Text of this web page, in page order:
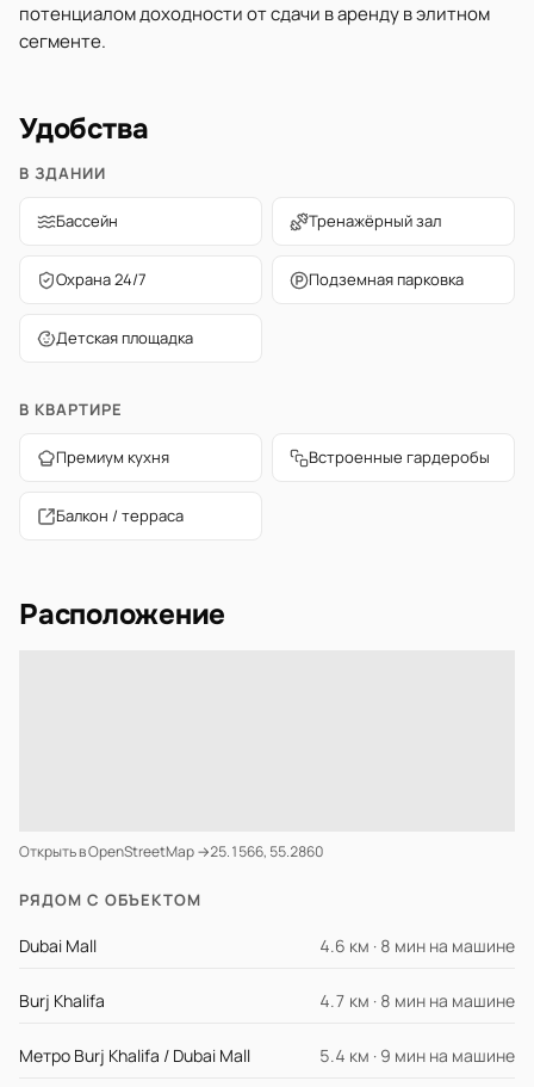
потенциалом доходности от сдачи в аренду в элитном
сегменте.
Удобства
В ЗДАНИИ
Бассейн Тренажёрный зал
Охрана 24/7 Подземная парковка
Детская площадка
В КВАРТИРЕ
Премиум кухня Встроенные гардеробы
Балкон / терраса
Расположение
Открыть в OpenStreetMap →25.1566, 55.2860
РЯДОМ С ОБЪЕКТОМ
Dubai Mall 4.6 км · 8 мин на машине
Burj Khalifa 4.7 км · 8 мин на машине
Метро Burj Khalifa / Dubai Mall 5.4 км · 9 мин на машине